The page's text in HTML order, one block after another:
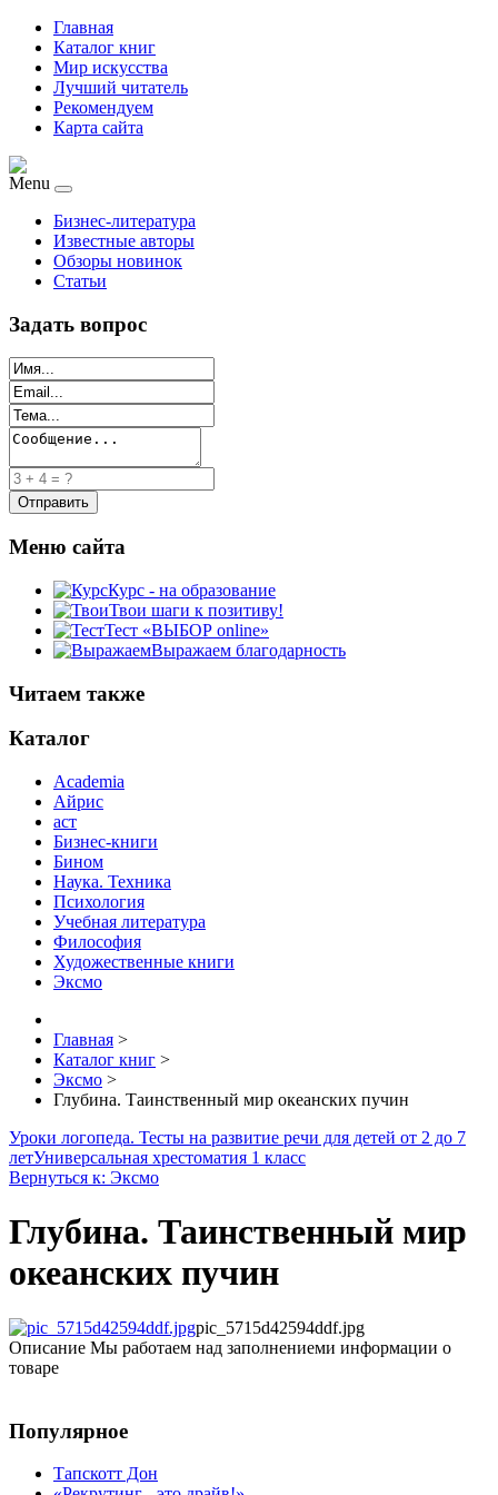
Главная
Каталог книг
Мир искусства
Лучший читатель
Рекомендуем
Карта сайта
Menu
Бизнес-литература
Известные авторы
Обзоры новинок
Статьи
Задать вопрос
Меню сайта
Курс - на образование
Твои шаги к позитиву!
Тест «ВЫБОР online»
Выражаем благодарность
Читаем также
Каталог
Academia
Айрис
аст
Бизнес-книги
Бином
Наука. Техника
Психология
Учебная литература
Философия
Художественные книги
Эксмо
Главная >
Каталог книг >
Эксмо >
Глубина. Таинственный мир океанских пучин
Уроки логопеда. Тесты на развитие речи для детей от 2 до 7
летУниверсальная хрестоматия 1 класс
Вернуться к: Эксмо
Глубина. Таинственный мир
океанских пучин
pic_5715d42594ddf.jpg
Описание Мы работаем над заполнениеми информации о
товаре
Популярное
Тапскотт Дон